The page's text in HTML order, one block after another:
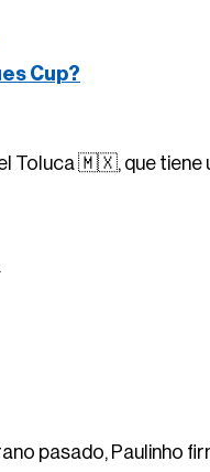
Cup?
Toluca 🇲🇽, que tiene
pasado, Paulinho